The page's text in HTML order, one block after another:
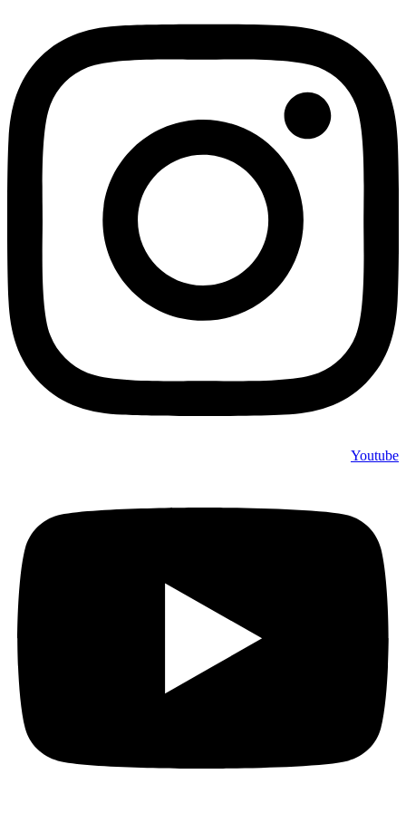
Youtube